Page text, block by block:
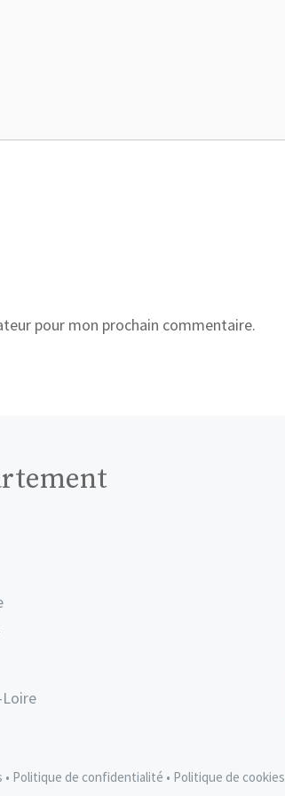
pour mon prochain commentaire.
• Politique de confidentialité • Politique de cookies